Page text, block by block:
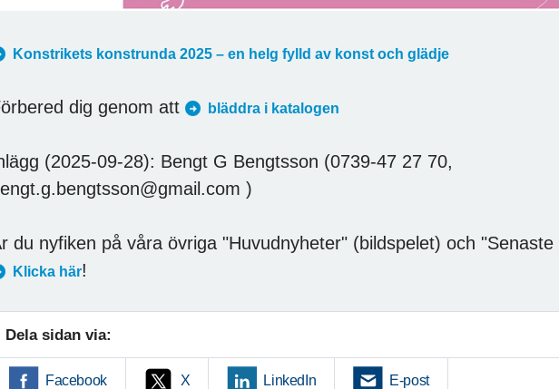
Konstrikets konstrunda 2025 – en helg fylld av konst och glädje
dig genom att bläddra i katalogen
(2025-09-28): Bengt G Bengtsson (0739-47 27 70,
)
du nyfiken på våra övriga "Huvudnyheter" (bildspelet) och "Senaste
Klicka här!
Dela sidan via:
Facebook X LinkedIn E-post